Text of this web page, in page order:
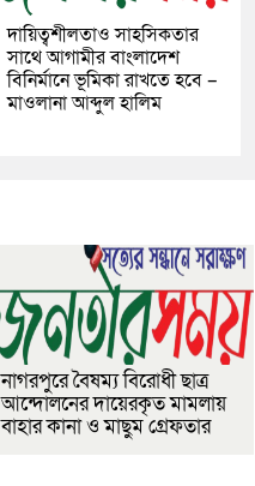
দায়িত্বশীলতাও সাহসিকতার
সাথে আগামীর বাংলাদেশ
বিনির্মানে ভূমিকা রাখতে হবে –
মাওলানা আব্দুল হালিম
নাগরপুরে বৈষম্য বিরোধী ছাত্র
আন্দোলনের দায়েরকৃত মামলায়
বাহার কানা ও মাছুম গ্রেফতার